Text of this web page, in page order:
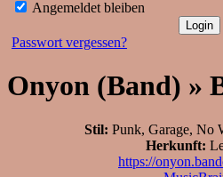
Angemeldet bleiben
Passwort vergessen?
Onyon (Band) »
Stil: Punk, Garage, No
Herkunft:
https://